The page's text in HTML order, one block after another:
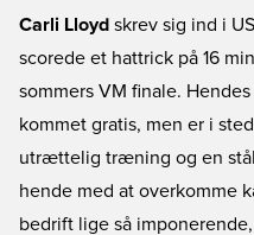
Carli Lloyd skrev sig ind i
scorede et hattrick på 16
sommers VM finale.
kommet gratis, men er i
utrættelig træning og en
hende med at overkomme
bedrift lige så